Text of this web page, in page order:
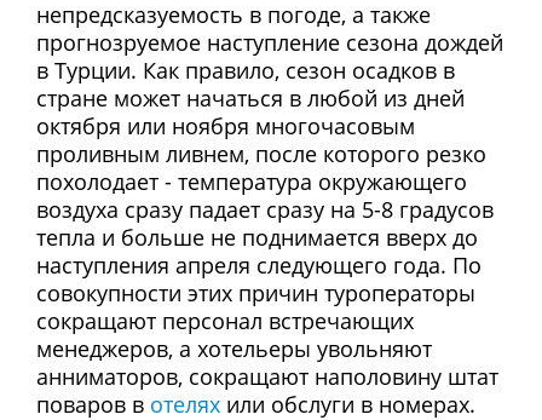
непредсказуемость в погоде, а также
прогнозруемое наступление сезона дождей
в Турции. Как правило, сезон осадков в
стране может начаться в любой из дней
октября или ноября многочасовым
проливным ливнем, после которого резко
похолодает - температура окружающего
воздуха сразу падает сразу на 5-8 градусов
тепла и больше не поднимается вверх до
наступления апреля следующего года. По
совокупности этих причин туроператоры
сокращают персонал встречающих
менеджеров, а хотельеры увольняют
анниматоров, сокращают наполовину штат
поваров в отелях или обслуги в номерах.